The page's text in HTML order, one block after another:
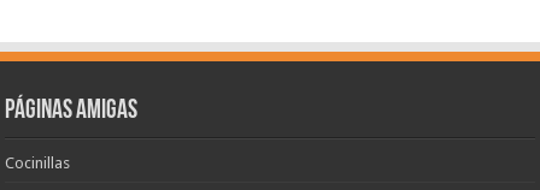
Páginas amigas
Cocinillas